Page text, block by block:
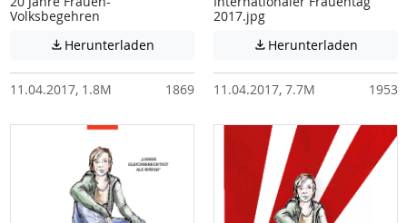
Volksbegehren
 Herunterladen Achtung: Diese Datei enthält unter
11.04.2017, 1.8M 1869
2017.jpg
 Herunterladen
11.04.2017, 7.7M 1953